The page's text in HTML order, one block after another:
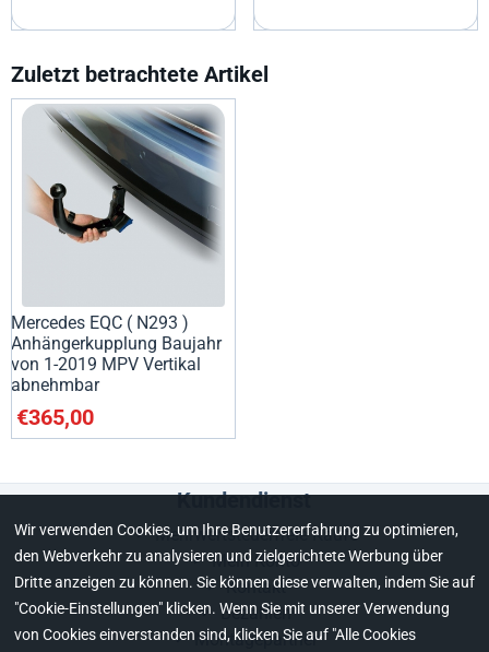
Zuletzt betrachtete Artikel
Mercedes EQC ( N293 )
Anhängerkupplung Baujahr
von 1-2019 MPV Vertikal
abnehmbar
€365,00
Kundendienst
Mehrwertsteuerfreie Käufe
Mein Konto
Kontakt
Bezahlen
Montagepartner
Wir verwenden Cookies, um Ihre Benutzererfahrung zu optimieren,
den Webverkehr zu analysieren und zielgerichtete Werbung über
Dritte anzeigen zu können. Sie können diese verwalten, indem Sie auf
"Cookie-Einstellungen" klicken. Wenn Sie mit unserer Verwendung
von Cookies einverstanden sind, klicken Sie auf "Alle Cookies